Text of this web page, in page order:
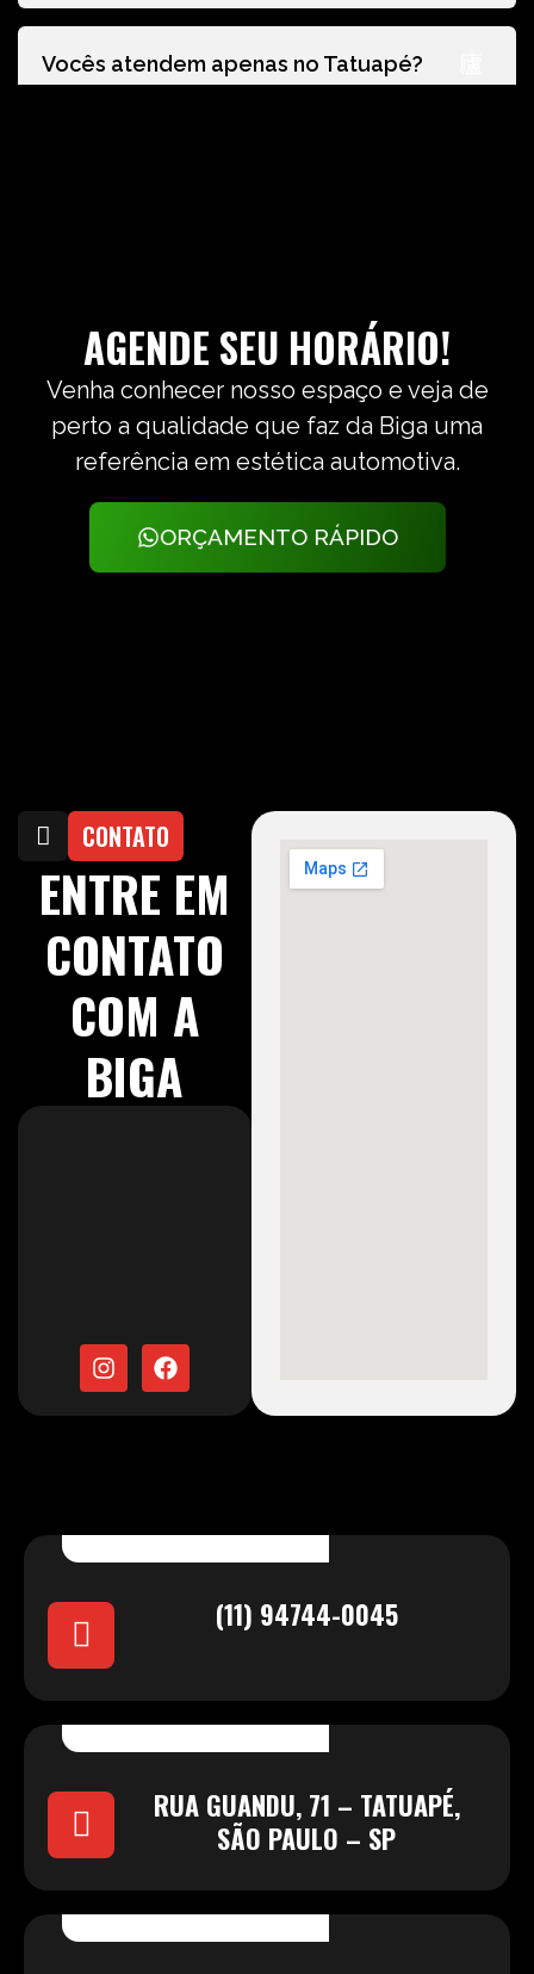
Vocês atendem apenas no Tatuapé?
AGENDE SEU HORÁRIO!
Venha conhecer nosso espaço e veja de
perto a qualidade que faz da Biga uma
referência em estética automotiva.
ORÇAMENTO RÁPIDO
CONTATO
ENTRE EM
CONTATO
COM A
BIGA
(11) 94744-0045
RUA GUANDU, 71 – TATUAPÉ,
SÃO PAULO – SP